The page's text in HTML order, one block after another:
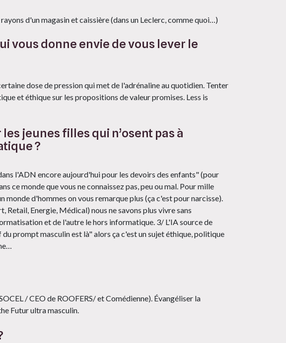
d'un magasin et caissière (dans un Leclerc, comme quoi…)
vous donne envie de vous lever le
dose de pression qui met de l'adrénaline au quotidien. Tenter
et éthique sur les propositions de valeur promises. Less is
jeunes filles qui n’osent pas à
?
l'ADN encore aujourd'hui pour les devoirs des enfants" (pour
ce monde que vous ne connaissez pas, peu ou mal. Pour mille
d'hommes on vous remarque plus (ça c'est pour narcisse).
Energie, Médical) nous ne savons plus vivre sans
et de l'autre le hors informatique. 3/ L'IA source de
prompt masculin est là" alors ça c'est un sujet éthique, politique
/ CEO de ROOFERS/ et Comédienne). Évangéliser la
Futur ultra masculin.